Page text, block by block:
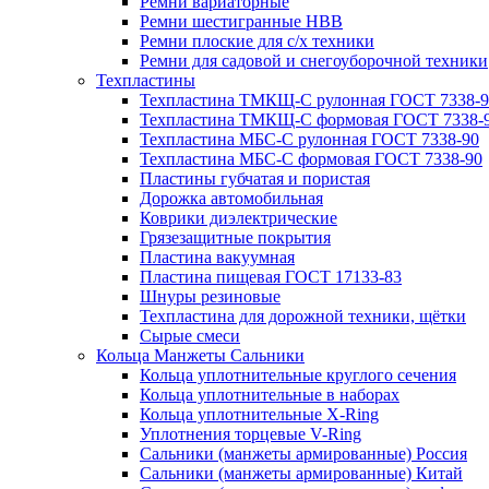
Ремни шестигранные HBB
Ремни плоские для с/х техники
Ремни для садовой и снегоуборочной техники
Техпластины
Техпластина ТМКЩ-С рулонная ГОСТ 7338-
Техпластина ТМКЩ-С формовая ГОСТ 7338-
Техпластина МБС-С рулонная ГОСТ 7338-90
Техпластина МБС-С формовая ГОСТ 7338-90
Пластины губчатая и пористая
Дорожка автомобильная
Коврики диэлектрические
Грязезащитные покрытия
Пластина вакуумная
Пластина пищевая ГОСТ 17133-83
Шнуры резиновые
Техпластина для дорожной техники, щётки
Сырые смеси
Кольца Манжеты Сальники
Кольца уплотнительные круглого сечения
Кольца уплотнительные в наборах
Кольца уплотнительные Х-Ring
Уплотнения торцевые V-Ring
Сальники (манжеты армированные) Россия
Сальники (манжеты армированные) Китай